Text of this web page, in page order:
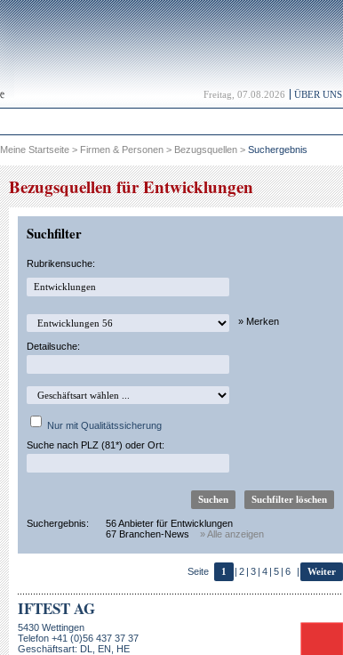
Freitag, 07.08.2026 ÜBER UNS
Meine Startseite > Firmen & Personen > Bezugsquellen > Suchergebnis
Bezugsquellen für Entwicklungen
Suchfilter
Rubrikensuche:
» Merken
Detailsuche:
Nur mit Qualitätssicherung
Suche nach PLZ (81*) oder Ort:
Suchergebnis:
56 Anbieter für Entwicklungen
67 Branchen-News
» Alle anzeigen
Seite 1 | 2 | 3 | 4 | 5 | 6 | Weiter
IFTEST AG
5430 Wettingen
Telefon +41 (0)56 437 37 37
Geschäftsart: DL, EN, HE